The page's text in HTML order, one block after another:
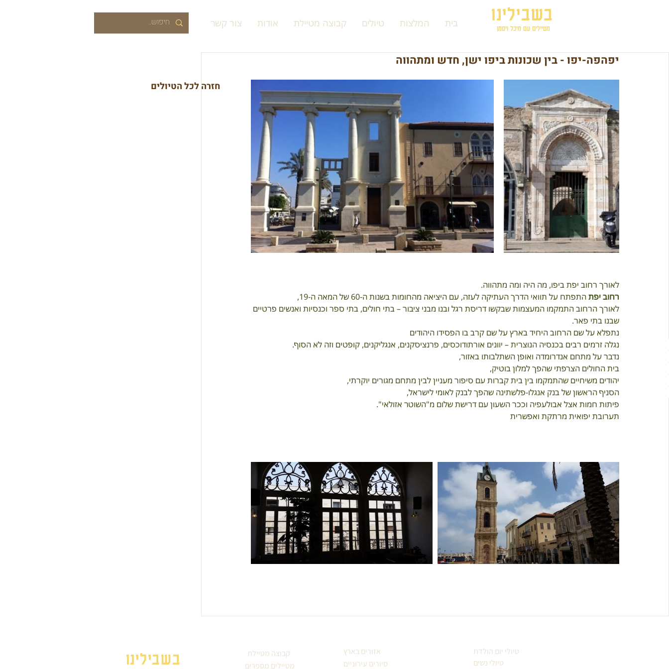
בית המלצות טיולים קבוצה מטיילת אודות צור קשר בשבילינו
מטיילים עם מיכל ויסמן
יפהפה-יפו - בין שכונות ביפו ישן, חדש ומתהווה
לאורך רחוב יפת ביפו, מה היה ומה מתהווה.
רחוב יפת התפתח על תוואי הדרך העתיקה לעזה, עם היציאה מהחומות בשנות ה-60 של המאה ה-19,
לאורך הרחוב התמקמו המעצמות שבקשו דריסת רגל ובנו מבני ציבור – בתי חולים, בתי ספר וכנסיות ואנשים פרטיים
שבנו בתי פאר.
נתפלא על שם הרחוב היחיד בארץ על שם קרב בו הפסידו היהודים
נגלה זרמים רבים בכנסיה הנוצרית – יוונים אורתודוכסים, פרנציסקנים, אנגליקנים, קופטים וזה לא הסוף.
נדבר על מתחם אנדרומדה ואופן השתלבותו באזור,
בית החולים הצרפתי שהפך למלון בוטיק,
יהודים משיחיים שהתמקמו בין בית קברות עם סיפור מעניין לבין מתחם מגורים יוקרתי,
הסניף הראשון של בנק אנגלו-פלשתינה שהפך לבנק לאומי לישראל,
פיתות חמות אצל אבולעפיה וככר השעון עם דרישת שלום מ"השוטר אזולאי".
תערובת יפואית מרתקת ואפשרית
חזרה לכל הטיולים
בשבילינו
קבוצה מטיילת
מטיילים מספרים
אזורים בארץ
סיורים עירוניים
טיולי יום הולדת
טיולי נשים